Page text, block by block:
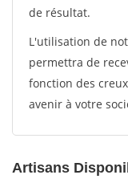
de résultat.
L'utilisation de
permettra de
fonction des
avenir à votre
Artisans